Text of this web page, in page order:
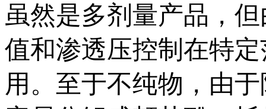
虽然是多剂量产品，
值和渗透压控制在特
用。至于不纯物，由